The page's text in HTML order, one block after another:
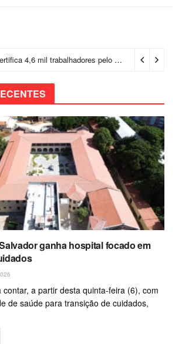
Prefeitura certifica 4,6 mil trabalhadores pelo programa Treinar para Empregar e realiza Feirão de Empregabilidade
ganha hospital focado em
contar, a partir desta quinta-feira (6), com
de saúde para transição de cuidados,